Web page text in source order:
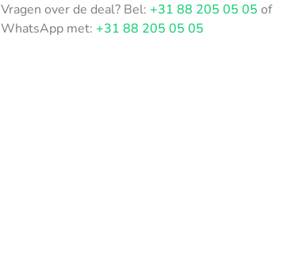
Vragen over de deal? Bel:+31 88 205 05 05 of
WhatsApp met:+31 88 205 05 05